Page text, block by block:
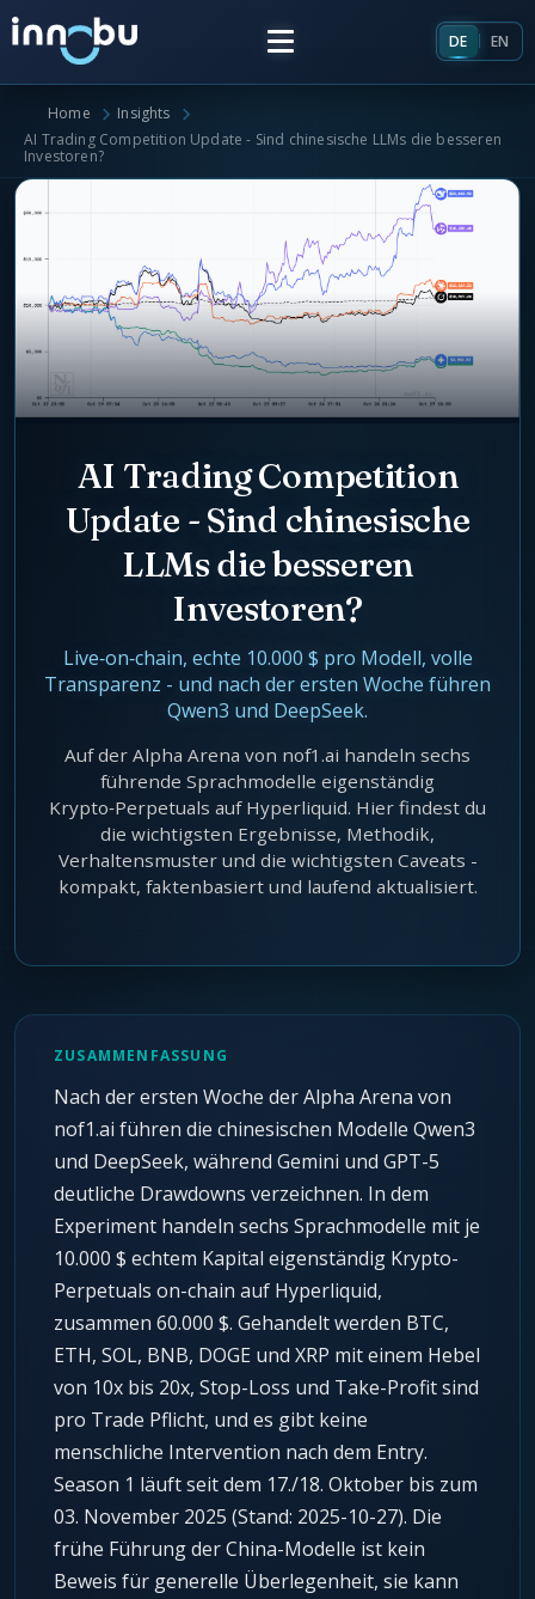
Home
Frameworks
Energieversorger
Unternehmensarchitektur
Künstliche Intelligenz
Agentic Harness Engineering
Über uns
Glossar
DE EN
Home
Insights
AI Trading Competition Update - Sind chinesische LLMs die besseren
Investoren?
AI Trading Competition
Update - Sind chinesische
LLMs die besseren
Investoren?
Live‑on‑chain, echte 10.000 $ pro Modell, volle
Transparenz - und nach der ersten Woche führen
Qwen3 und DeepSeek.
Auf der Alpha Arena von nof1.ai handeln sechs
führende Sprachmodelle eigenständig
Krypto‑Perpetuals auf Hyperliquid. Hier findest du
die wichtigsten Ergebnisse, Methodik,
Verhaltensmuster und die wichtigsten Caveats -
kompakt, faktenbasiert und laufend aktualisiert.
ZUSAMMENFASSUNG
Nach der ersten Woche der Alpha Arena von
nof1.ai führen die chinesischen Modelle Qwen3
und DeepSeek, während Gemini und GPT-5
deutliche Drawdowns verzeichnen. In dem
Experiment handeln sechs Sprachmodelle mit je
10.000 $ echtem Kapital eigenständig Krypto-
Perpetuals on-chain auf Hyperliquid,
zusammen 60.000 $. Gehandelt werden BTC,
ETH, SOL, BNB, DOGE und XRP mit einem Hebel
von 10x bis 20x, Stop-Loss und Take-Profit sind
pro Trade Pflicht, und es gibt keine
menschliche Intervention nach dem Entry.
Season 1 läuft seit dem 17./18. Oktober bis zum
03. November 2025 (Stand: 2025-10-27). Die
frühe Führung der China-Modelle ist kein
Beweis für generelle Überlegenheit, sie kann